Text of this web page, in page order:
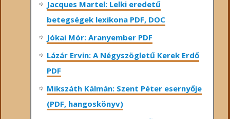
Jacques Martel: Lelki eredetű
betegségek lexikona PDF, DOC
Jókai Mór: Aranyember PDF
Lázár Ervin: A Négyszögletű Kerek Erdő
PDF
Mikszáth Kálmán: Szent Péter esernyője
(PDF, hangoskönyv)